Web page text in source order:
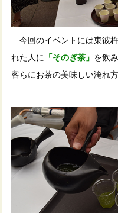
今回のイベントには東彼
れた人に 「そのぎ茶」 を飲
客らにお茶の美味しい淹れ